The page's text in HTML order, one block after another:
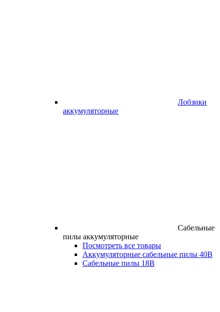
Лобзики
аккумуляторные
Сабельные
пилы аккумуляторные
Посмотреть все товары
Аккумуляторные сабельные пилы 40В
Сабельные пилы 18В